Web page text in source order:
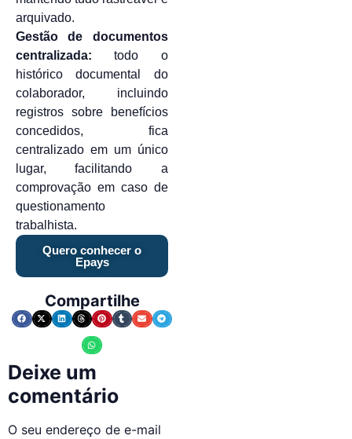
arquivado.
Gestão de documentos
centralizada: todo o
histórico documental do
colaborador, incluindo
registros sobre benefícios
concedidos, fica
centralizado em um único
lugar, facilitando a
comprovação em caso de
questionamento
trabalhista.
Quero conhecer o
Epays
Compartilhe
Deixe um
comentário
O seu endereço de e-mail